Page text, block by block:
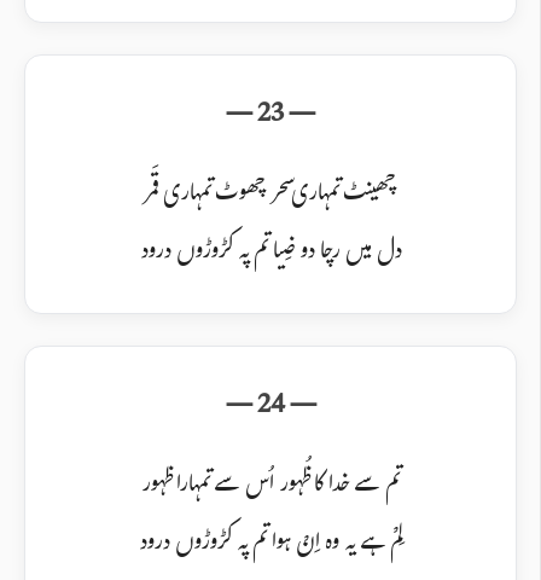
چھینٹ تمہاری سحر چھوٹ تمہاری قَمر
دل میں رچا دو ضِیا تم پہ کڑوڑوں درود
تم سے خدا کا ظُہور اُس سے تمہارا ظہور
لِمْ ہے یہ وہ اِنْ ہوا تم پہ کڑوڑوں درود